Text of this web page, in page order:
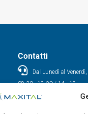
Contatti
Dal Lunedì al Venerdì,
08.30 - 12.30 / 14 - 18
0522/909701